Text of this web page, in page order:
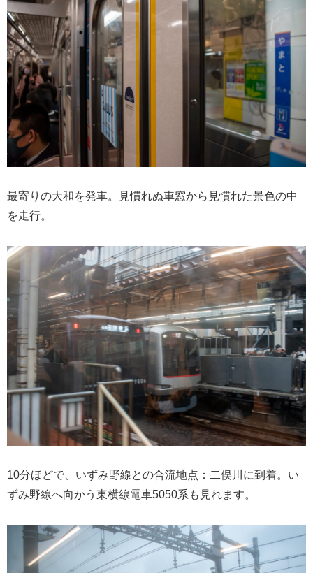
最寄りの大和を発車。見慣れぬ車窓から見慣れた景色の中
を走行。
10分ほどで、いずみ野線との合流地点：二俣川に到着。い
ずみ野線へ向かう東横線電車5050系も見れます。